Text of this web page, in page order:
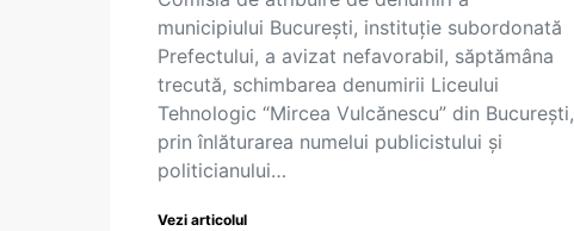
municipiului București, instituție subordonată
Prefectului, a avizat nefavorabil, săptămâna
trecută, schimbarea denumirii Liceului
Tehnologic “Mircea Vulcănescu” din București,
prin înlăturarea numelui publicistului și
politicianului…
Vezi articolul